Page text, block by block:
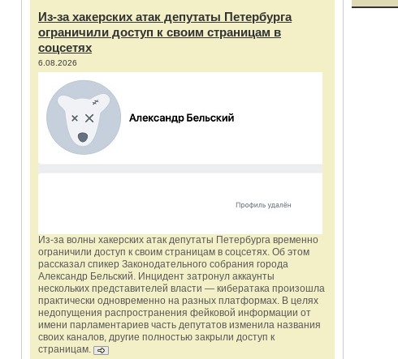
Из‑за хакерских атак депутаты Петербурга
ограничили доступ к своим страницам в
соцсетях
6.08.2026
Из‑за волны хакерских атак депутаты Петербурга временно
ограничили доступ к своим страницам в соцсетях. Об этом
рассказал спикер Законодательного собрания города
Александр Бельский. Инцидент затронул аккаунты
нескольких представителей власти — кибератака произошла
практически одновременно на разных платформах. В целях
недопущения распространения фейковой информации от
имени парламентариев часть депутатов изменила названия
своих каналов, другие полностью закрыли доступ к
страницам.